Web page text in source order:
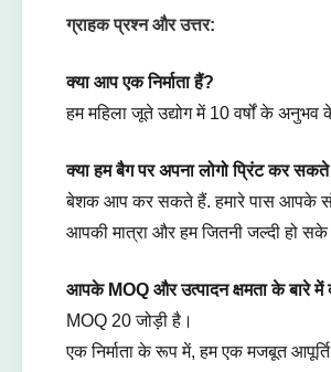
ग्राहक प्रश्न और उत्तर:
क्या आप एक निर्माता हैं?
हम महिला जूते उद्योग में 10 वर्षों के अनुभव
क्या हम बैग पर अपना लोगो प्रिंट कर
बेशक आप कर सकते हैं. हमारे पास आपके
आपकी मात्रा और हम जितनी जल्दी हो सके
आपके MOQ और उत्पादन क्षमता के बारे में
MOQ 20 जोड़ी है।
एक निर्माता के रूप में, हम एक मजबूत